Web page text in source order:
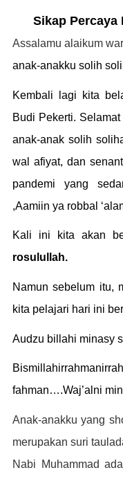
Sikap Percaya
Assalamu alaikum
anak-anakku solih
Kembali lagi kita
Budi Pekerti.
anak-anak solih
wal afiyat, dan
pandemi yang
,Aamiin ya robbal
Kali ini kita akan
rosulullah.
Namun sebelum itu,
kita pelajari hari ini
Audzu billahi minasy
fahman….Waj’alni
Anak-anakku yang
merupakan suri
Nabi Muhammad